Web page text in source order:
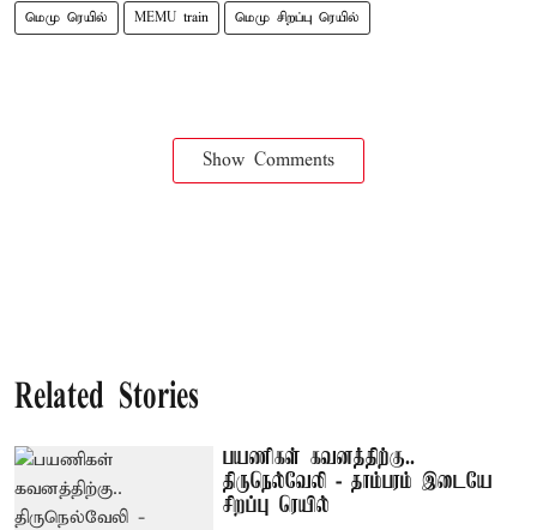
மெமு ரெயில் MEMU train மெமு சிறப்பு ரெயில்
Show Comments
Related Stories
பயணிகள் கவனத்திற்கு..
திருநெல்வேலி - தாம்பரம் இடையே
சிறப்பு ரெயில்